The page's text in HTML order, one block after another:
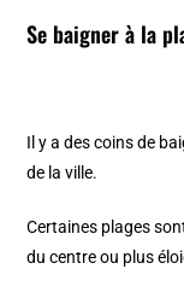
Se baigner à la
Il y a des coins de
de la ville.
Certaines plages
du centre ou plus